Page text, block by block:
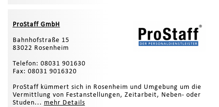
ProStaff GmbH
Bahnhofstraße 15
83022 Rosenheim
Telefon: 08031 901630
Fax: 08031 9016320
ProStaff kümmert sich in Rosenheim und Umgebung um die
Vermittlung von Festanstellungen, Zeitarbeit, Neben- oder
Studen... mehr Details